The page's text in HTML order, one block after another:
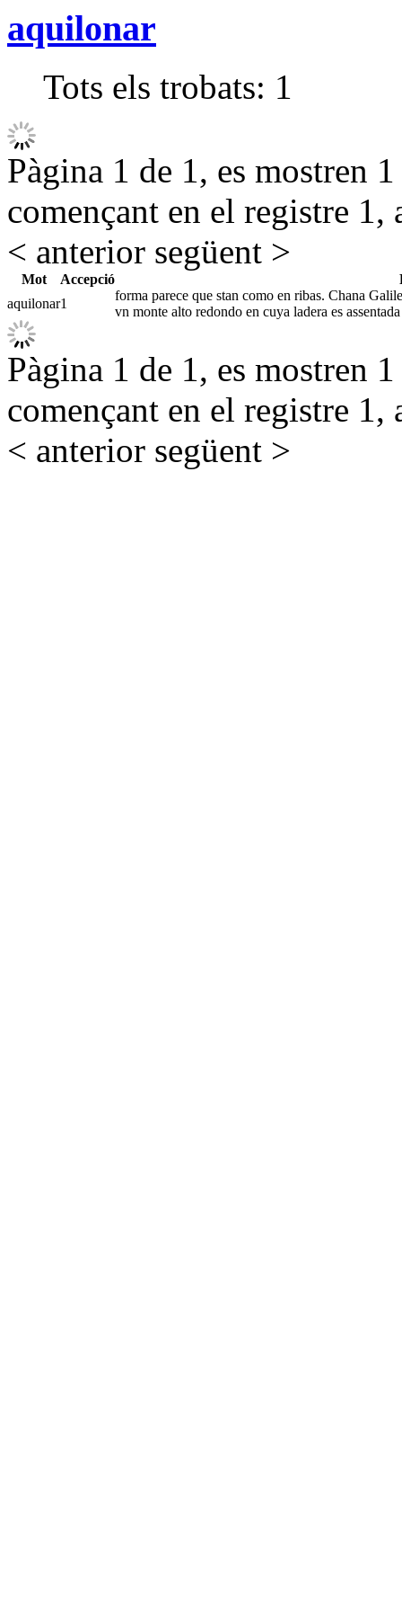
aquilonar
Tots els trobats: 1
Pàgina 1 de 1, es mostren
començant en el registre 1,
< anterior següent >
Mot Accepció
aquilonar1
forma parece que stan como en ribas. Chana
vn monte alto redondo en cuya ladera es assentada
Pàgina 1 de 1, es mostren
començant en el registre 1,
< anterior següent >